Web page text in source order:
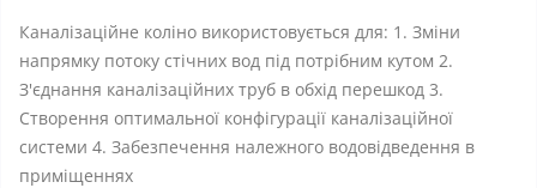
Каналізаційне коліно використовується для: 1. Зміни
напрямку потоку стічних вод під потрібним кутом 2.
З'єднання каналізаційних труб в обхід перешкод 3.
Створення оптимальної конфігурації каналізаційної
системи 4. Забезпечення належного водовідведення в
приміщеннях